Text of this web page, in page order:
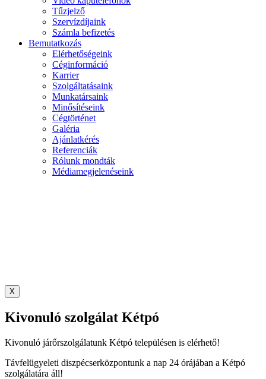
Tűzjelző
Szervízdíjaink
Számla befizetés
Bemutatkozás
Elérhetőségeink
Céginformáció
Karrier
Szolgáltatásaink
Munkatársaink
Minősítéseink
Cégtörténet
Galéria
Ajánlatkérés
Referenciák
Rólunk mondták
Médiamegjelenéseink
X
Kivonuló szolgálat Kétpó
Kivonuló járőrszolgálatunk Kétpó településen is elérhető!
Távfelügyeleti diszpécserközpontunk a nap 24 órájában a Kétpó
szolgálatára áll!